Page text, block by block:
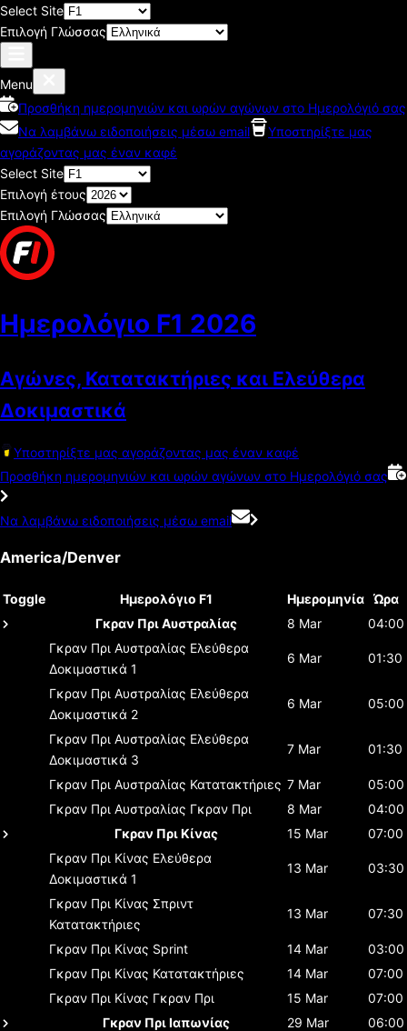
Select Site
Επιλογή Γλώσσας
Menu
Προσθήκη ημερομηνιών και ωρών αγώνων στο Ημερολόγιό σας
Να λαμβάνω ειδοποιήσεις μέσω email
Υποστηρίξτε μας
αγοράζοντας μας έναν καφέ
Select Site
Επιλογή έτους
Επιλογή Γλώσσας
Ημερολόγιο F1 2026
Αγώνες, Κατατακτήριες και Ελεύθερα
Δοκιμαστικά
Υποστηρίξτε μας αγοράζοντας μας έναν καφέ
Προσθήκη ημερομηνιών και ωρών αγώνων στο Ημερολόγιό σας
Να λαμβάνω ειδοποιήσεις μέσω email
America/Denver
Toggle Ημερολόγιο F1 Ημερομηνία Ώρα
Γκραν Πρι Αυστραλίας
8 Mar
04:00
Γκραν Πρι Αυστραλίας Ελεύθερα
Δοκιμαστικά 1
6 Mar 01:30
Γκραν Πρι Αυστραλίας Ελεύθερα
Δοκιμαστικά 2
6 Mar 05:00
Γκραν Πρι Αυστραλίας Ελεύθερα
Δοκιμαστικά 3
7 Mar 01:30
Γκραν Πρι Αυστραλίας Κατατακτήριες 7 Mar
05:00
Γκραν Πρι Αυστραλίας Γκραν Πρι 8 Mar
04:00
Γκραν Πρι Κίνας
15 Mar
07:00
Γκραν Πρι Κίνας Ελεύθερα
Δοκιμαστικά 1
13 Mar 03:30
Γκραν Πρι Κίνας Σπριντ
Κατατακτήριες
13 Mar 07:30
Γκραν Πρι Κίνας Sprint 14 Mar
03:00
Γκραν Πρι Κίνας Κατατακτήριες 14 Mar
07:00
Γκραν Πρι Κίνας Γκραν Πρι 15 Mar
07:00
Γκραν Πρι Ιαπωνίας
29 Mar
06:00